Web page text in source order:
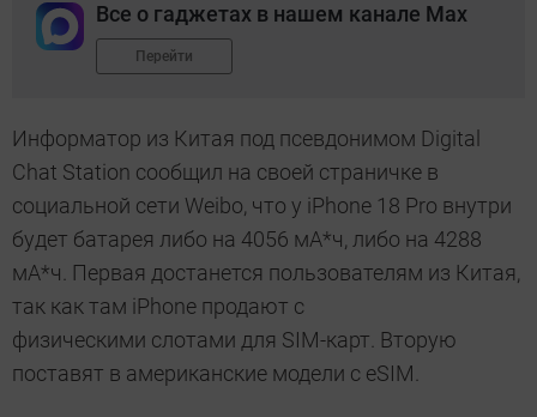
Все о гаджетах в нашем канале Max
Перейти
Информатор из Китая под псевдонимом Digital
Chat Station сообщил на своей страничке в
социальной сети Weibo, что у iPhone 18 Pro внутри
будет батарея либо на 4056 мА*ч, либо на 4288
мА*ч. Первая достанется пользователям из Китая,
так как там iPhone продают с
физическими слотами для SIM-карт. Вторую
поставят в американские модели с eSIM.